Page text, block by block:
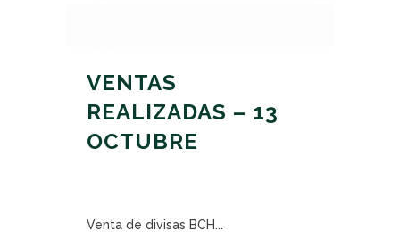
VENTAS
REALIZADAS – 13
OCTUBRE
Venta de divisas BCH...